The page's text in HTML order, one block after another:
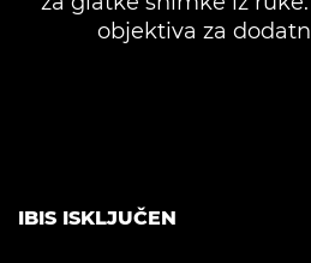
objektiva za
IBIS ISKLJUČEN